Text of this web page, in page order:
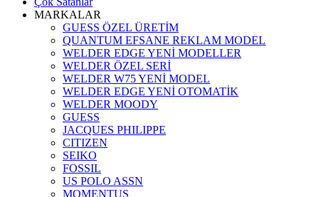
MARKALAR
GUESS ÖZEL ÜRETİM
QUANTUM EFSANE REKLAM MODEL
WELDER EDGE YENİ MODELLER
WELDER ÖZEL SERİ
WELDER W75 YENİ MODEL
WELDER EDGE YENİ OTOMATİK
WELDER MOODY
GUESS
JACQUES PHILIPPE
CITIZEN
SEIKO
FOSSIL
US POLO ASSN
MOMENTUS